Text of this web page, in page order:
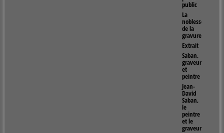
public
La
noblesse
de la
gravure
Extrait
Saban,
graveur
et
peintre
Jean-
David
Saban,
le
peintre
et le
graveur